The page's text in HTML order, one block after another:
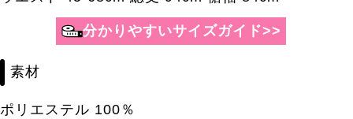
素材
ポリエステル 100％